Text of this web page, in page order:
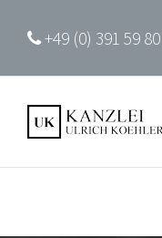
+49 (0) 391 59